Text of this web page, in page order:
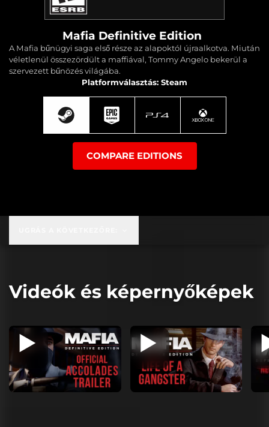
Mafia Definitive Edition
A Mafia bűnügyi saga első része az alapoktól újraalkotva. Miután
véletlenül összezördült a maffiával, Tommy Angelo bekerül a
szervezett bűnözés világába.
Platformválasztás: Steam
COMPARE EDITIONS
Videók és képernyőképek